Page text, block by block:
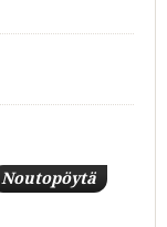
Noutopöytä